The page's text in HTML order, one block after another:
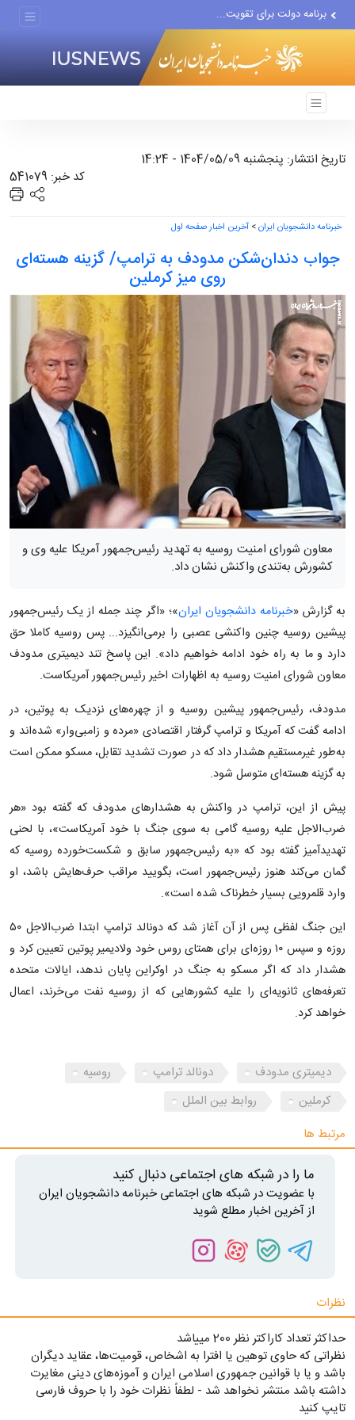
برنامه دولت برای تقویت...
رژیم صهیونیستی بزرگ‌ترین...
دور جدید مذاکرات با اسرائیل...
تاریخ انتشار: پنجشنبه 1404/05/09 - 14:24
کد خبر: 541079
خبرنامه دانشجویان ایران> آخرین اخبار صفحه اول
جواب دندان‌شکن مدودف به ترامپ/ گزینه هسته‌ای
روی میز کرملین
معاون شورای امنیت روسیه به تهدید رئیس‌جمهور آمریکا علیه وی و
کشورش به‌تندی واکنش نشان داد.
به گزارش «خبرنامه دانشجویان ایران»؛ «اگر چند جمله از یک رئیس‌جمهور
پیشین روسیه چنین واکنشی عصبی‌ را برمی‌انگیزد... پس روسیه کاملا حق
دارد و ما به راه خود ادامه خواهیم داد». این پاسخ تند دیمیتری مدودف
معاون شورای امنیت روسیه به اظهارات اخیر رئیس‌جمهور آمریکاست.
مدودف، رئیس‌جمهور پیشین روسیه و از چهره‌های نزدیک به پوتین، در
ادامه گفت که آمریکا و ترامپ گرفتار اقتصادی «مرده و زامبی‌وار» شده‌اند و
به‌طور غیرمستقیم هشدار داد که در صورت تشدید تقابل، مسکو ممکن است
به گزینه‌ هسته‌ای متوسل شود.
پیش از این، ترامپ در واکنش به هشدارهای مدودف که گفته بود «هر
ضرب‌الاجل علیه روسیه گامی به‌ سوی جنگ با خود آمریکاست»، با لحنی
تهدیدآمیز گفته بود که «به رئیس‌جمهور سابق و شکست‌خورده روسیه که
گمان می‌کند هنوز رئیس‌جمهور است، بگویید مراقب حرف‌هایش باشد، او
وارد قلمرویی بسیار خطرناک شده است».
این جنگ لفظی پس از آن آغاز شد که دونالد ترامپ ابتدا ضرب‌الاجل ۵۰
روزه و سپس ۱۰ روزه‌ای برای همتای روس خود ولادیمیر پوتین تعیین کرد و
هشدار داد که اگر مسکو به جنگ در اوکراین پایان ندهد، ایالات متحده
تعرفه‌های ثانویه‌ای را علیه کشورهایی که از روسیه نفت می‌خرند، اعمال
خواهد کرد.
دیمیتری مدودف دونالد ترامپ
روسیه
کرملین
روابط بین الملل
مرتبط ها
ما را در شبکه های اجتماعی دنبال کنید
با عضویت در شبکه های اجتماعی خبرنامه دانشجویان ایران
از آخرین اخبار مطلع شوید
نظرات
حداکثر تعداد کاراکتر نظر 200 ميياشد
نظراتی که حاوی توهین یا افترا به اشخاص، قومیت‌ها، عقاید دیگران
باشد و یا با قوانین جمهوری اسلامی ایران و آموزه‌های دینی مغایرت
داشته باشد منتشر نخواهد شد - لطفاً نظرات خود را با حروف فارسی
تایپ کنید